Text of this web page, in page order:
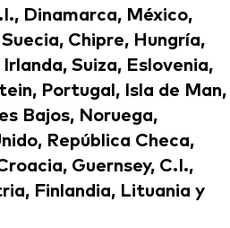
Dinamarca, México,
Chipre, Hungría,
Suiza, Eslovenia,
Portugal, Isla de Man,
Bajos, Noruega,
República Checa,
Guernsey, C.I.,
Finlandia, Lituania y